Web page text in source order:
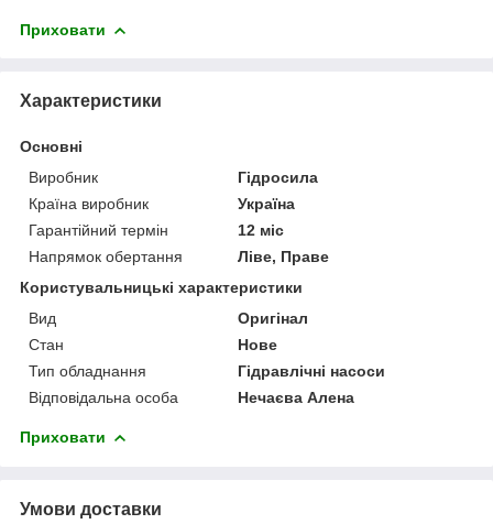
Приховати
Характеристики
Основні
Виробник
Гідросила
Країна виробник
Україна
Гарантійний термін
12 міс
Напрямок обертання
Ліве, Праве
Користувальницькі характеристики
Вид
Оригінал
Стан
Нове
Тип обладнання
Гідравлічні насоси
Відповідальна особа
Нечаєва Алена
Приховати
Умови доставки